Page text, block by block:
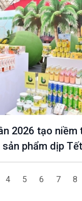
biệt
2026 tạo
phẩm dịp Tết
4 5 6 7 8